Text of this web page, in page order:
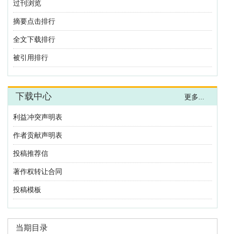
利益冲突声明表
作者贡献声明表
投稿推荐信
著作权转让合同
投稿模板